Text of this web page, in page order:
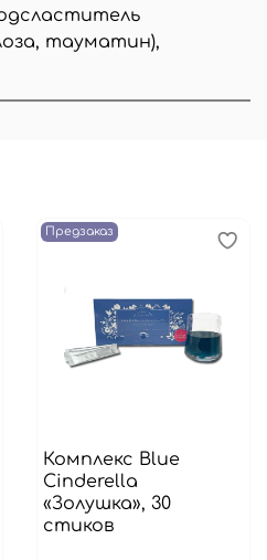
тауматин),
Предзаказ
Комплекс Blue
Cinderella
«Золушка», 30
стиков